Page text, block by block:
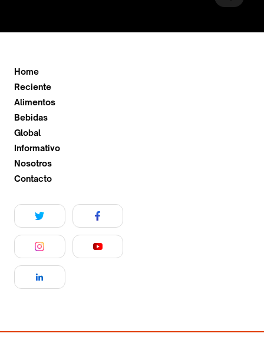
Home
Reciente
Alimentos
Bebidas
Global
Informativo
Nosotros
Contacto